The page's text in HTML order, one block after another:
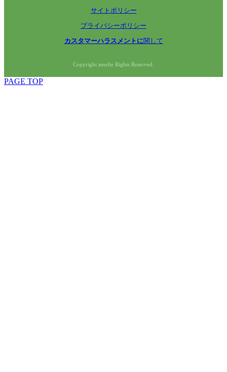
サイトポリシー
プライバシーポリシー
カスタマーハラスメントに関して
Copyright amelie Rights Reserved.
PAGE TOP